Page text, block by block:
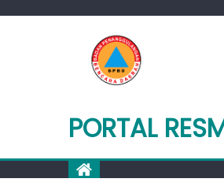
PORTAL